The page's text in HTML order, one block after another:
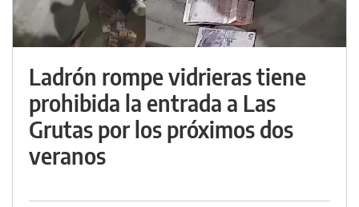
Ladrón rompe vidrieras tiene
prohibida la entrada a Las
Grutas por los próximos dos
veranos